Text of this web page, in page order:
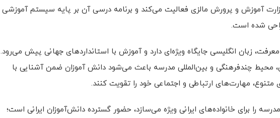
آموزش و پرورش مالزی فعالیت می‌کند و برنامه درسی آن بر پایه سیستم آموزشی
شده است.
زبان انگلیسی جایگاه ویژه‌ای دارد و آموزش با استانداردهای جهانی پیش می‌رود.
محیط چندفرهنگی و بین‌المللی مدرسه باعث می‌شود دانش آموزان ضمن آشنایی با
مهارت‌های ارتباطی و اجتماعی خود را تقویت کنند.
را برای خانواده‌های ایرانی ویژه می‌سازد، حضور گسترده دانش‌آموزان ایرانی است؛